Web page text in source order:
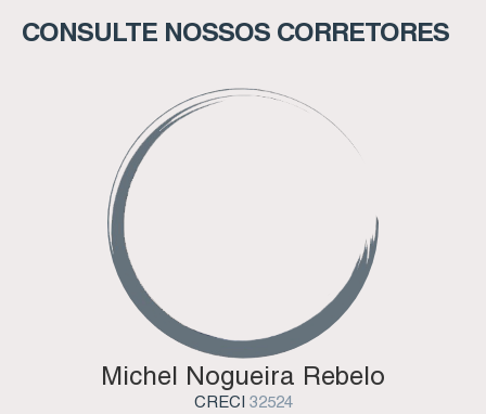
CONSULTE NOSSOS CORRETORES
Michel Nogueira Rebelo
CRECI 32524